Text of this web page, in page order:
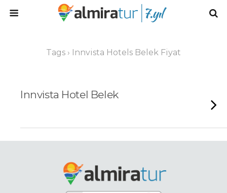
Tags › Innvista Hotels Belek Fiyat
Innvista Hotel Belek